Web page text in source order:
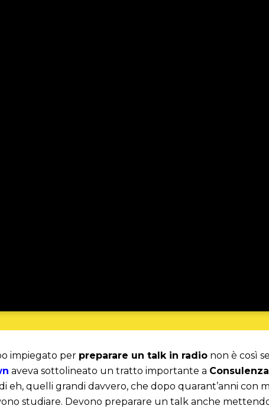
impiegato per preparare un talk in radio non è così
aveva sottolineato un tratto importante a
eh, quelli grandi davvero, che dopo quarant’anni con
studiare. Devono preparare un talk anche